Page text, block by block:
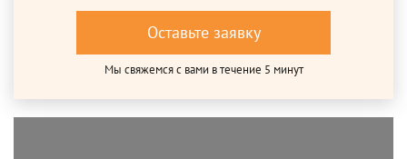
Оставьте заявку
Мы свяжемся с вами в течение 5 минут